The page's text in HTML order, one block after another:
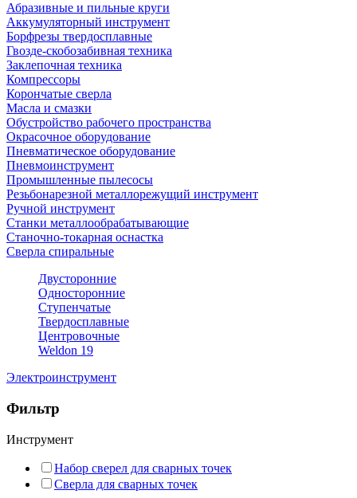
Абразивные и пильные круги
Аккумуляторный инструмент
Борфрезы твердосплавные
Гвозде-скобозабивная техника
Заклепочная техника
Компрессоры
Корончатые сверла
Масла и смазки
Обустройство рабочего пространства
Окрасочное оборудование
Пневматическое оборудование
Пневмоинструмент
Промышленные пылесосы
Резьбонарезной металлорежущий инструмент
Ручной инструмент
Станки металлообрабатывающие
Станочно-токарная оснастка
Сверла спиральные
Двусторонние
Односторонние
Ступенчатые
Твердосплавные
Центровочные
Weldon 19
Электроинструмент
Фильтр
Инструмент
Набор сверел для сварных точек
Сверла для сварных точек